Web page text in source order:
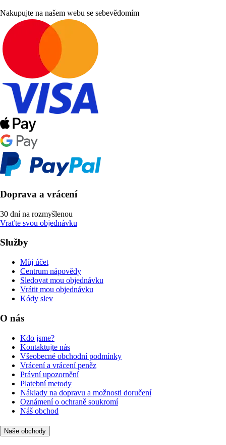
Nakupujte na našem webu se sebevědomím
Doprava a vrácení
30 dní na rozmyšlenou
Vraťte svou objednávku
Služby
Můj účet
Centrum nápovědy
Sledovat mou objednávku
Vrátit mou objednávku
Kódy slev
O nás
Kdo jsme?
Kontaktujte nás
Všeobecné obchodní podmínky
Vrácení a vrácení peněz
Právní upozornění
Platební metody
Náklady na dopravu a možnosti doručení
Oznámení o ochraně soukromí
Náš obchod
Naše obchody